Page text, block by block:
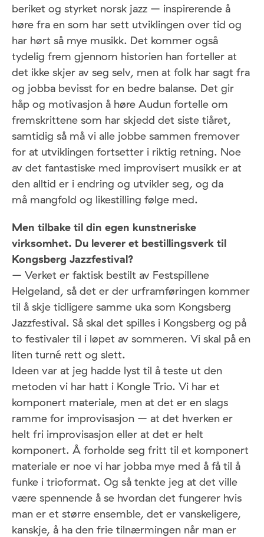
beriket og styrket norsk jazz – inspirerende å
høre fra en som har sett utviklingen over tid og
har hørt så mye musikk. Det kommer også
tydelig frem gjennom historien han forteller at
det ikke skjer av seg selv, men at folk har sagt fra
og jobba bevisst for en bedre balanse. Det gir
håp og motivasjon å høre Audun fortelle om
fremskrittene som har skjedd det siste tiåret,
samtidig så må vi alle jobbe sammen fremover
for at utviklingen fortsetter i riktig retning. Noe
av det fantastiske med improvisert musikk er at
den alltid er i endring og utvikler seg, og da
må mangfold og likestilling følge med.
Men tilbake til din egen kunstneriske
virksomhet. Du leverer et bestillingsverk til
Kongsberg Jazzfestival?
– Verket er faktisk bestilt av Festspillene
Helgeland, så det er der urframføringen kommer
til å skje tidligere samme uka som Kongsberg
Jazzfestival. Så skal det spilles i Kongsberg og på
to festivaler til i løpet av sommeren. Vi skal på en
liten turné rett og slett.
Ideen var at jeg hadde lyst til å teste ut den
metoden vi har hatt i Kongle Trio. Vi har et
komponert materiale, men at det er en slags
ramme for improvisasjon – at det hverken er
helt fri improvisasjon eller at det er helt
komponert. Å forholde seg fritt til et komponert
materiale er noe vi har jobba mye med å få til å
funke i trioformat. Og så tenkte jeg at det ville
være spennende å se hvordan det fungerer hvis
man er et større ensemble, det er vanskeligere,
kanskje, å ha den frie tilnærmingen når man er